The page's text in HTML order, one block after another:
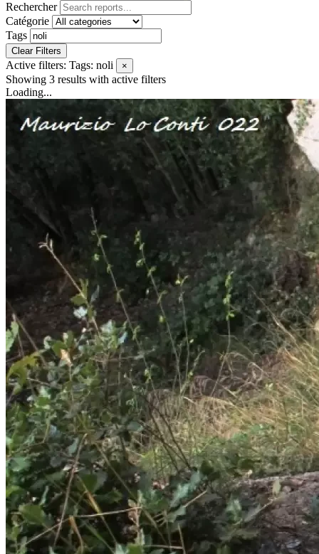
Rechercher
Catégorie
Tags
Clear Filters
Active filters: Tags: noli ×
Showing 3 results with active filters
Loading...